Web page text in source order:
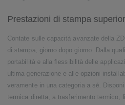
Prestazioni di stampa
Contate sulle capacità avanzate della
di stampa, giorno dopo giorno. Dalla
portabilità e alla flessibilità delle
ultima generazione e alle opzioni
veramente in una categoria a sé.
termica diretta, a trasferimento termico,